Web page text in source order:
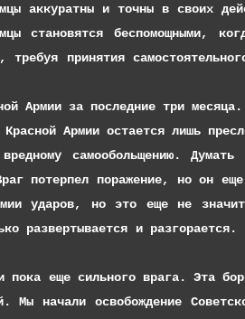
аккуратны и точны в своих
становятся беспомощными,
принятия
Армии за последние три месяца.
Армии остается лишь
самообольщению.
потерпел поражение, но он
ударов, но это еще не
развертывается и разгорается.
еще сильного врага. Эта
Мы начали освобождение